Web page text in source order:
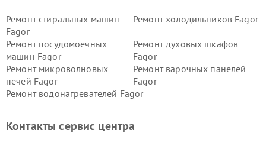
Ремонт стиральных машин
Fagor
Ремонт холодильников Fagor
Ремонт посудомоечных
машин Fagor
Ремонт духовых шкафов
Fagor
Ремонт микроволновых
печей Fagor
Ремонт варочных панелей
Fagor
Ремонт водонагревателей Fagor
Контакты сервис центра